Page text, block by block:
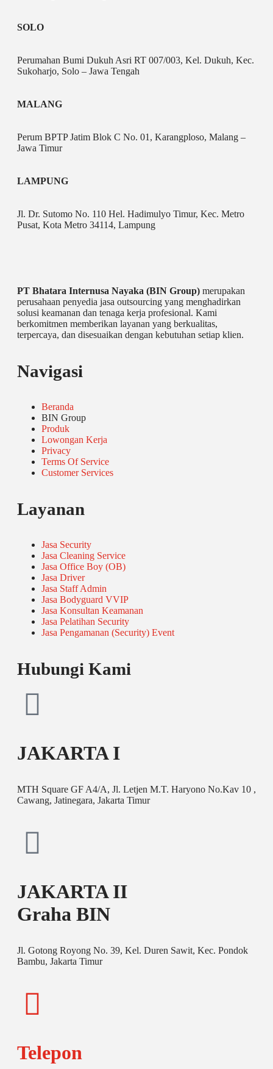
SOLO
Perumahan Bumi Dukuh Asri RT 007/003, Kel. Dukuh, Kec.
Sukoharjo, Solo – Jawa Tengah
MALANG
Perum BPTP Jatim Blok C No. 01, Karangploso, Malang –
Jawa Timur
LAMPUNG
Jl. Dr. Sutomo No. 110 Hel. Hadimulyo Timur, Kec. Metro
Pusat, Kota Metro 34114, Lampung
PT Bhatara Internusa Nayaka (BIN Group) merupakan
perusahaan penyedia jasa outsourcing yang menghadirkan
solusi keamanan dan tenaga kerja profesional. Kami
berkomitmen memberikan layanan yang berkualitas,
terpercaya, dan disesuaikan dengan kebutuhan setiap klien.
Navigasi
Beranda
BIN Group
Produk
Lowongan Kerja
Privacy
Terms Of Service
Customer Services
Layanan
Jasa Security
Jasa Cleaning Service
Jasa Office Boy (OB)
Jasa Driver
Jasa Staff Admin
Jasa Bodyguard VVIP
Jasa Konsultan Keamanan
Jasa Pelatihan Security
Jasa Pengamanan (Security) Event
Hubungi Kami
JAKARTA I
MTH Square GF A4/A, Jl. Letjen M.T. Haryono No.Kav 10 ,
Cawang, Jatinegara, Jakarta Timur
JAKARTA II
Graha BIN
Jl. Gotong Royong No. 39, Kel. Duren Sawit, Kec. Pondok
Bambu, Jakarta Timur
Telepon